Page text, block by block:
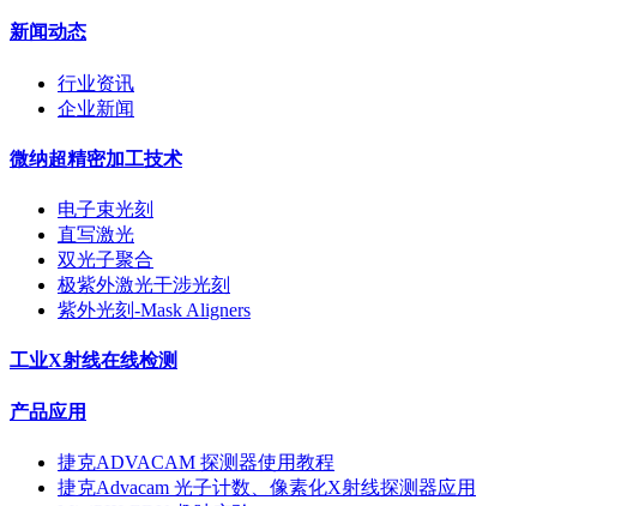
新闻动态
行业资讯
企业新闻
微纳超精密加工技术
电子束光刻
直写激光
双光子聚合
极紫外激光干涉光刻
紫外光刻-Mask Aligners
工业X射线在线检测
产品应用
捷克ADVACAM 探测器使用教程
捷克Advacam 光子计数、像素化X射线探测器应用